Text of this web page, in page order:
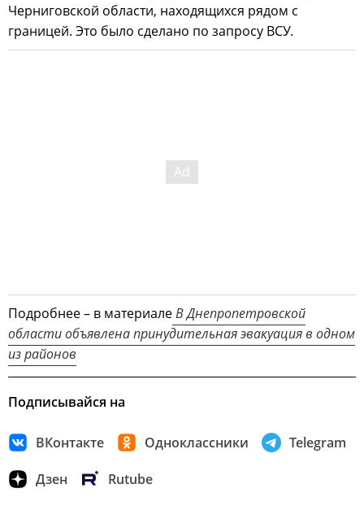
Черниговской области, находящихся рядом с
границей. Это было сделано по запросу ВСУ.
Подробнее – в материалеВ Днепропетровской
области объявлена принудительная эвакуация в одном
из районов
Подписывайся на
ВКонтакте Одноклассники Telegram
Дзен Rutube